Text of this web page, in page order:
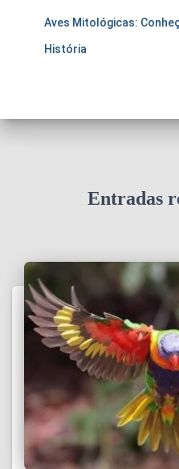
Aves Mitológicas:
História
Entradas